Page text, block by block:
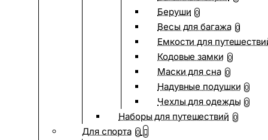
Беруши 0
Весы для багажа 0
Емкости для
Кодовые замки 0
Маски для сна 0
Надувные подушки 0
Чехлы для одежды 0
Наборы для путешествий 0
Для спорта 0